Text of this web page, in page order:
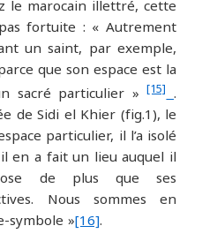
le marocain illettré, cette
fortuite : « Autrement
un saint, par exemple,
que son espace est la
sacré particulier »[15] .
de Sidi el Khier (fig.1), le
particulier, il l’a isolé
en a fait un lieu auquel il
de plus que ses
Nous sommes en
symbole »[16].